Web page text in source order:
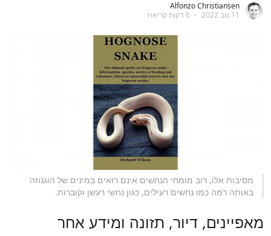
Alfonzo Christiansen
11 נוב 2022
•
מסיבות אלו, רוב מומחי הנחשים אינם רואים במינים של הוגנוזה
באותה רמה כמו נחשים רעילים, כגון נחשי רעשן וקוברות.
מאפיינים, דיור, תזונה ומידע אחר